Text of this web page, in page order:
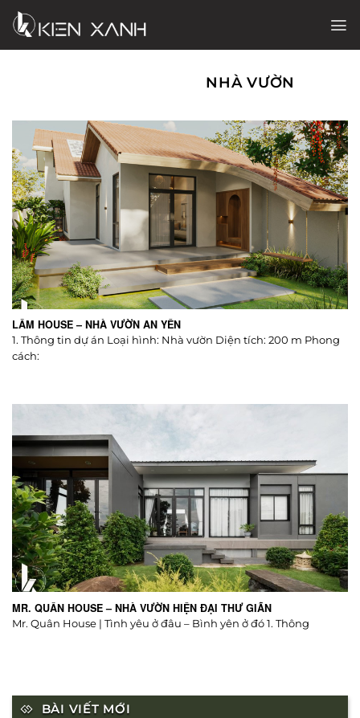
Chuyển
đến
LÂM HOUSE – NHÀ VƯỜN AN YÊN
1. Thông tin dự án Loại hình: Nhà vườn Diện tích: 200 m Phong
cách:
MR. QUÂN HOUSE – NHÀ VƯỜN HIỆN ĐẠI THƯ GIÃN
Mr. Quân House | Tình yêu ở đâu – Bình yên ở đó 1. Thông
BÀI VIẾT MỚI